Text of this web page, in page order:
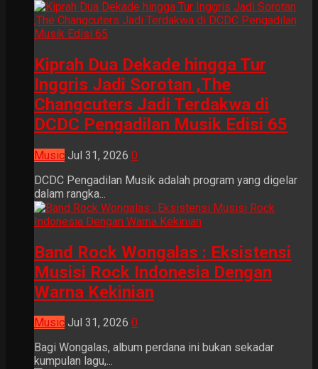
Kiprah Dua Dekade hingga Tur
Inggris Jadi Sorotan ,The
Changcuters Jadi Terdakwa di
DCDC Pengadilan Musik Edisi 65
Music Jul 31, 2026 0
DCDC Pengadilan Musik adalah program yang digelar
dalam rangka...
Band Rock Wongalas : Eksistensi
Musisi Rock Indonesia Dengan
Warna Kekinian
Music Jul 31, 2026 0
Bagi Wongalas, album perdana ini bukan sekadar
kumpulan lagu,...